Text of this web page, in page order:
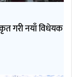
गरी नयाँ विधेयक